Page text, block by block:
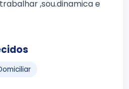
,sou.dinamica e